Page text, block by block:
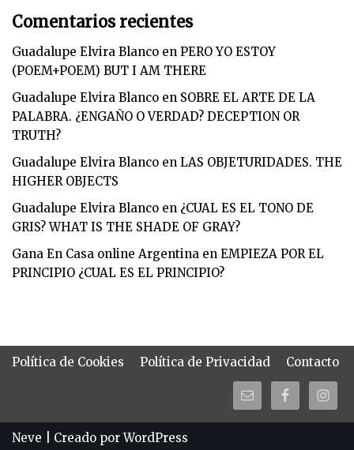
Comentarios recientes
Guadalupe Elvira Blanco en PERO YO ESTOY
(POEM+POEM) BUT I AM THERE
Guadalupe Elvira Blanco en SOBRE EL ARTE DE LA
PALABRA. ¿ENGAÑO O VERDAD? DECEPTION OR
TRUTH?
Guadalupe Elvira Blanco en LAS OBJETURIDADES. THE
HIGHER OBJECTS
Guadalupe Elvira Blanco en ¿CUAL ES EL TONO DE
GRIS? WHAT IS THE SHADE OF GRAY?
Gana En Casa online Argentina en EMPIEZA POR EL
PRINCIPIO ¿CUAL ES EL PRINCIPIO?
Política de Cookies Política de Privacidad Contacto
Neve | Creado porWordPress